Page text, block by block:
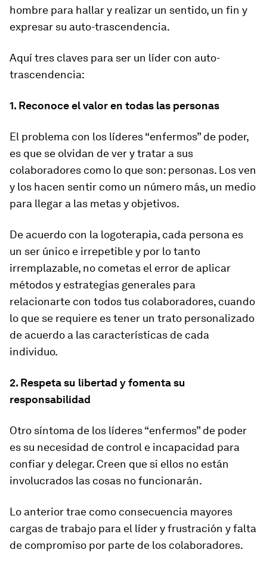
hombre para hallar y realizar un sentido, un fin y
expresar su auto-trascendencia.
Aquí tres claves para ser un líder con auto-
trascendencia:
1. Reconoce el valor en todas las personas
El problema con los líderes “enfermos” de poder,
es que se olvidan de ver y tratar a sus
colaboradores como lo que son: personas. Los ven
y los hacen sentir como un número más, un medio
para llegar a las metas y objetivos.
De acuerdo con la logoterapia, cada persona es
un ser único e irrepetible y por lo tanto
irremplazable, no cometas el error de aplicar
métodos y estrategias generales para
relacionarte con todos tus colaboradores, cuando
lo que se requiere es tener un trato personalizado
de acuerdo a las características de cada
individuo.
2. Respeta su libertad y fomenta su
responsabilidad
Otro síntoma de los líderes “enfermos” de poder
es su necesidad de control e incapacidad para
confiar y delegar. Creen que si ellos no están
involucrados las cosas no funcionarán.
Lo anterior trae como consecuencia mayores
cargas de trabajo para el líder y frustración y falta
de compromiso por parte de los colaboradores.